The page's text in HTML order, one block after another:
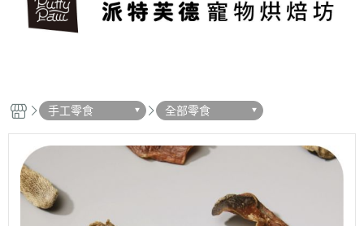
手工零食 全部零食